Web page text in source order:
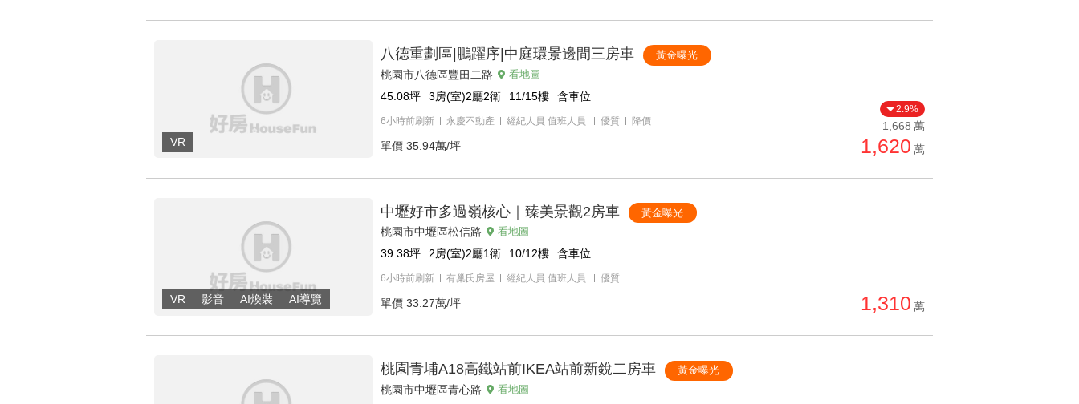
刷新時間舊 → 新
月熱門度高 → 低
八德重劃區|鵬躍序|中庭環景邊間三房車 黃金曝光
桃園市八德區豐田二路 看地圖
45.08坪 3房(室)2廳2衛 11/15樓 含車位
6小時前刷新 永慶不動產 經紀人員 值班人員 優質 降價
單價 35.94萬/坪
2.9%
1,668萬
1,620 萬
中壢好市多過嶺核心｜臻美景觀2房車 黃金曝光
桃園市中壢區松信路 看地圖
39.38坪 2房(室)2廳1衛 10/12樓 含車位
6小時前刷新 有巢氏房屋 經紀人員 值班人員 優質
單價 33.27萬/坪 1,310 萬
桃園青埔A18高鐵站前IKEA站前新銳二房車 黃金曝光
桃園市中壢區青心路 看地圖